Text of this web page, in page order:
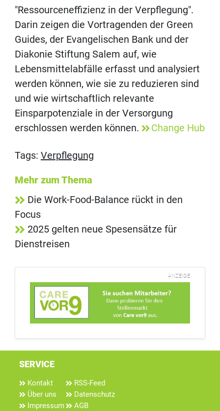
"Ressourceneffizienz in der Verpflegung".
Darin zeigen die Vortragenden der Green
Guides, der Evangelischen Bank und der
Diakonie Stiftung Salem auf, wie
Lebensmittelabfälle erfasst und analysiert
werden können, wie sie zu reduzieren sind
und wie wirtschaftlich relevante
Einsparpotenziale in der Versorgung
erschlossen werden können.
Change Hub
Tags: Verpflegung
Mehr zum Thema
Die Work-Food-Balance rückt in den
Focus
2025 gelten neue Spesensätze für
Dienstreisen
ANZEIGE
SERVICE
Kontakt
Über uns
Impressum
RSS-Feed
Datenschutz
AGB